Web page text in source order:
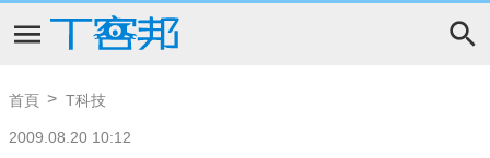
首頁 T科技
2009.08.20 10:12